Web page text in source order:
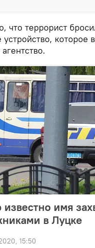
что террорист
устройство, которое
известно имя
в Луцке
15:50